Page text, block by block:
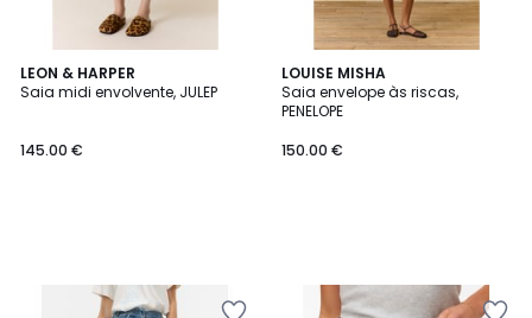
LEON & HARPER
Saia midi envolvente, JULEP
145.00 €
LOUISE MISHA
Saia envelope às riscas,
PENELOPE
150.00 €